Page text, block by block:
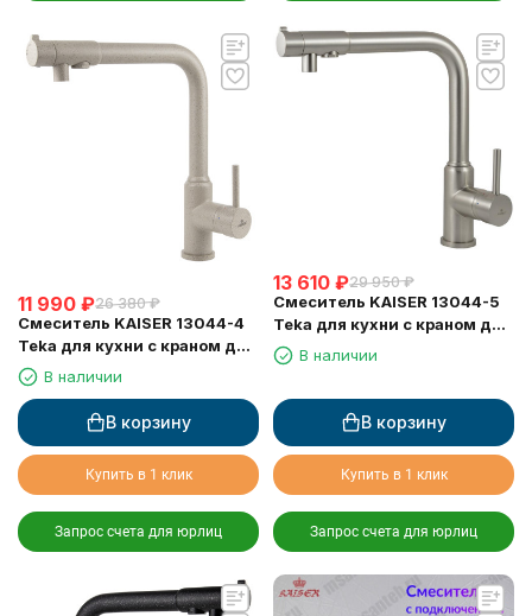
11 990 ₽26 380 ₽
Смеситель KAISER 13044-4
Teka для кухни с краном для
питьевой воды, песочный
В наличии
В корзину
Купить в 1 клик
Запрос счета для юрлиц
13 610 ₽29 950 ₽
Смеситель KAISER 13044-5
Teka для кухни с краном для
питьевой воды, серебро
В наличии
В корзину
Купить в 1 клик
Запрос счета для юрлиц